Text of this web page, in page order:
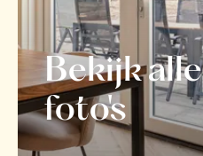
Bekijk alle
foto's